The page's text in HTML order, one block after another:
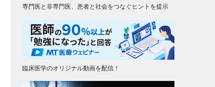
専門医と非専門医、患者と社会をつなぐヒントを提示
臨床医学のオリジナル動画を配信！